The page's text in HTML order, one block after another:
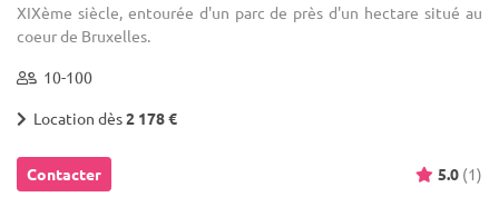
XIXème siècle, entourée d'un parc de près d'un hectare situé au
coeur de Bruxelles.
10-100
Location dès2 178 €
Contacter 5.0 (1)